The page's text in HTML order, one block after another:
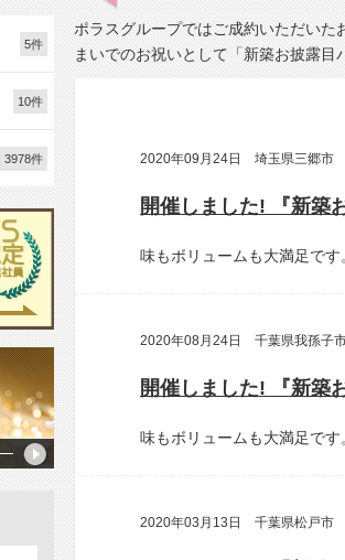
ポラスグループではご成約いただい
まいでのお祝いとして「新築お披露目
2020年09月24日 埼玉県三郷市
味もボリュームも大満足で
2020年08月24日 千葉県我孫子
味もボリュームも大満足で
2020年03月13日 千葉県松戸市
5件
10件
3978件